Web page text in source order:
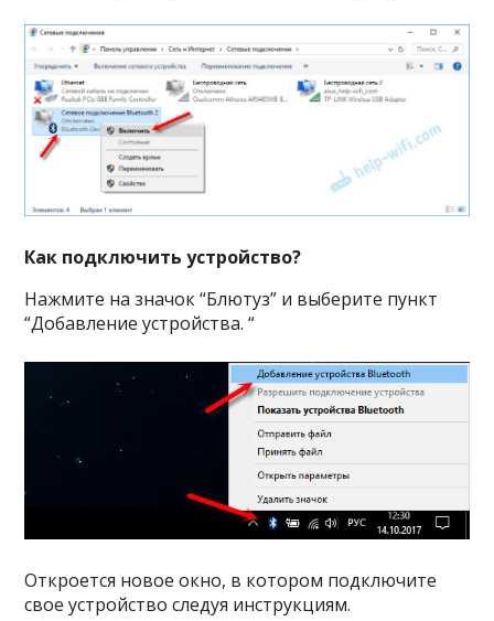
Как подключить устройство?
Нажмите на значок “Блютуз” и выберите пункт
“Добавление устройства. “
Откроется новое окно, в котором подключите
свое устройство следуя инструкциям.